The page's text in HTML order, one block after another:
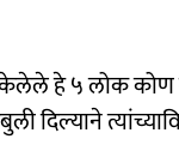
हे ५ लोक कोण
दिल्याने